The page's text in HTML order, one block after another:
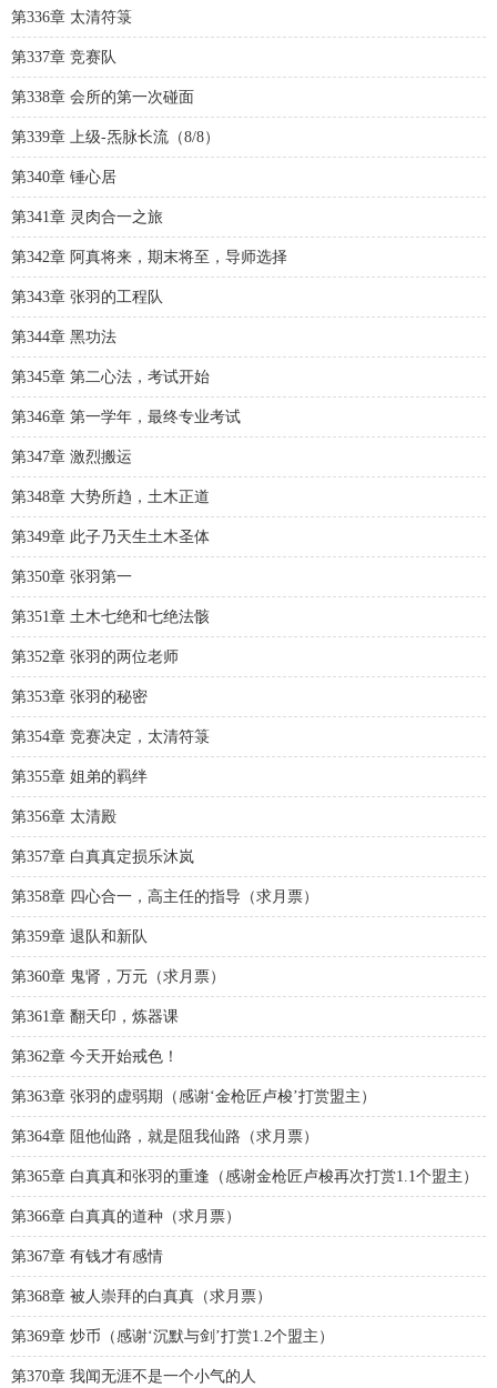
第336章 太清符箓
第337章 竞赛队
第338章 会所的第一次碰面
第339章 上级-炁脉长流（8/8）
第340章 锤心居
第341章 灵肉合一之旅
第342章 阿真将来，期末将至，导师选择
第343章 张羽的工程队
第344章 黑功法
第345章 第二心法，考试开始
第346章 第一学年，最终专业考试
第347章 激烈搬运
第348章 大势所趋，土木正道
第349章 此子乃天生土木圣体
第350章 张羽第一
第351章 土木七绝和七绝法骸
第352章 张羽的两位老师
第353章 张羽的秘密
第354章 竞赛决定，太清符箓
第355章 姐弟的羁绊
第356章 太清殿
第357章 白真真定损乐沐岚
第358章 四心合一，高主任的指导（求月票）
第359章 退队和新队
第360章 鬼肾，万元（求月票）
第361章 翻天印，炼器课
第362章 今天开始戒色！
第363章 张羽的虚弱期（感谢‘金枪匠卢梭’打赏盟主）
第364章 阻他仙路，就是阻我仙路（求月票）
第365章 白真真和张羽的重逢（感谢金枪匠卢梭再次打赏1.1个盟主）
第366章 白真真的道种（求月票）
第367章 有钱才有感情
第368章 被人崇拜的白真真（求月票）
第369章 炒币（感谢‘沉默与剑’打赏1.2个盟主）
第370章 我闻无涯不是一个小气的人